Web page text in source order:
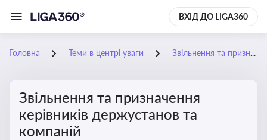
ВХІД ДО LIGA360
Головна Теми в центрі уваги Звільнення та призначення керівників держустанов та компаній
Звільнення та призначення
керівників держустанов та
компаній